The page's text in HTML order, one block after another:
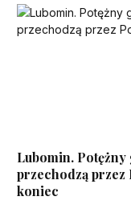
Lubomin.
przechodzą przez
koniec